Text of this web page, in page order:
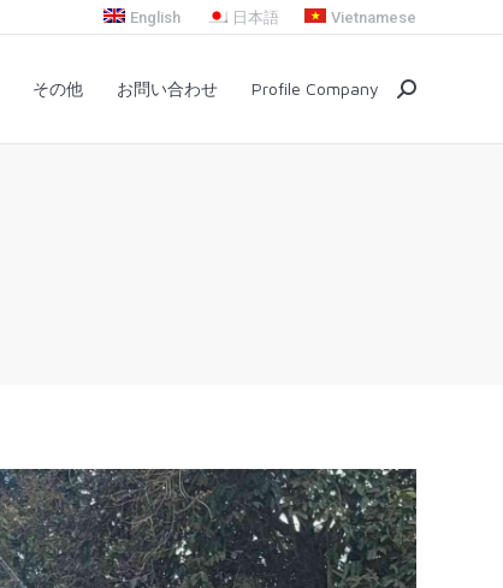
English 日本語 Vietnamese
その他 お問い合わせ Profile Company Search:
交通広告 その他 お問い合わせ